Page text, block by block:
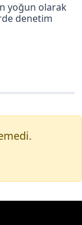
yoğun olarak
denetim